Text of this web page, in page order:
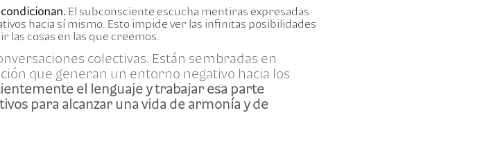
El subconsciente escucha mentiras expresadas
hacia sí mismo. Esto impide ver las infinitas posibilidades
cosas en las que creemos.
colectivas. Están sembradas en
que generan un entorno negativo hacia los
el lenguaje y trabajar esa parte
para alcanzar una vida de armonía y de